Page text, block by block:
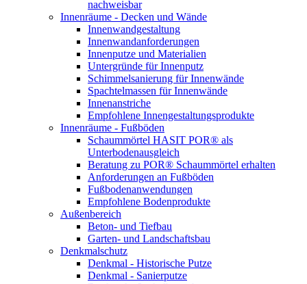
nachweisbar
Innenräume - Decken und Wände
Innenwandgestaltung
Innenwandanforderungen
Innenputze und Materialien
Untergründe für Innenputz
Schimmelsanierung für Innenwände
Spachtelmassen für Innenwände
Innenanstriche
Empfohlene Innengestaltungsprodukte
Innenräume - Fußböden
Schaummörtel HASIT POR® als
Unterbodenausgleich
Beratung zu POR® Schaummörtel erhalten
Anforderungen an Fußböden
Fußbodenanwendungen
Empfohlene Bodenprodukte
Außenbereich
Beton- und Tiefbau
Garten- und Landschaftsbau
Denkmalschutz
Denkmal - Historische Putze
Denkmal - Sanierputze